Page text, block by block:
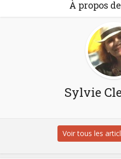
À propos
Sylvie
Voir tous les